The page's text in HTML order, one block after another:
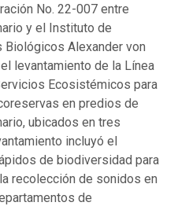
No. 22-007 entre
y el Instituto de
Alexander von
levantamiento de la Línea
Ecosistémicos para
en predios de
ubicados en tres
incluyó el
de biodiversidad para
recolección de sonidos en
de